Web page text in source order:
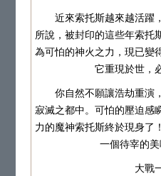
近來索托斯越來越活躍
所說，被封印的這些年索托
為可怕的神火之力，現已變
它重現於世，
你自然不願讓浩劫重演
寂滅之都中。可怕的壓迫感
力的魔神索托斯終於現身了
一個待宰的美
大戰